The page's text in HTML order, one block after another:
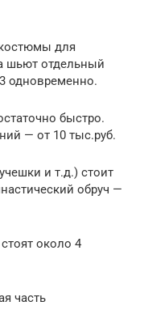
для
шьют отдельный
одновременно.
быстро.
— от 10 тыс.руб.
и т.д.) стоит
обруч —
около 4
часть